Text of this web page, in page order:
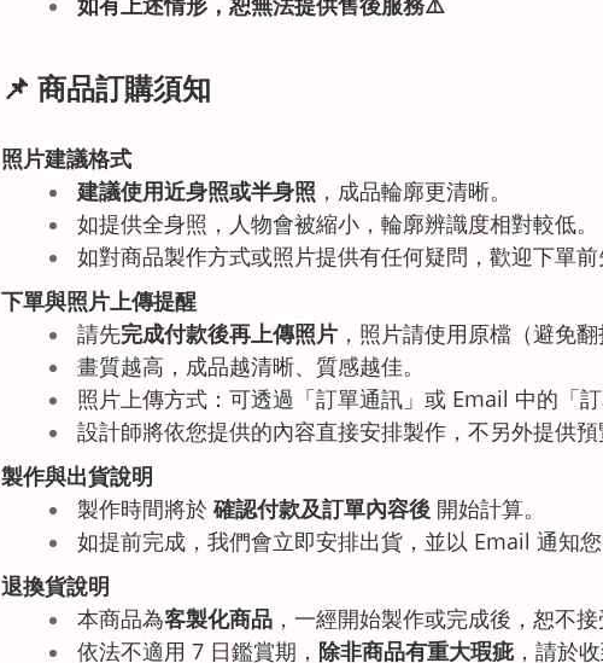
📌 商品訂購須知
照片建議格式
建議使用近身照或半身照 ，成品輪廓更清晰。
如提供全身照，人物會被縮小，輪廓辨識度相對較低。
如對商品製作方式或照片提供有任何疑問，歡迎下單前
下單與照片上傳提醒
請先完成付款後再上傳照片 ，照片請使用原檔（避免翻
畫質越高，成品越清晰、質感越佳。
照片上傳方式：可透過「訂單通訊」或 Email 中的「訂
設計師將依您提供的內容直接安排製作，不另外提供預
製作與出貨說明
製作時間將於確認付款及訂單內容後 開始計算。
如提前完成，我們會立即安排出貨，並以 Email 通知您
退換貨說明
本商品為客製化商品 ，一經開始製作或完成後，恕不
依法不適用 7 日鑑賞期， 除非商品有重大瑕疵，請於